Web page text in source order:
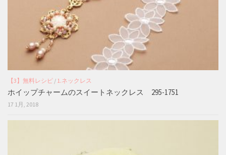
【3】無料レシピ / 1.ネックレス
ホイップチャームのスイートネックレス 295-1751
17 1月, 2018